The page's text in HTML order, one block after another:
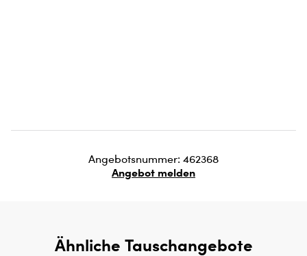
Angebotsnummer: 462368
Angebot melden
Ähnliche Tauschangebote